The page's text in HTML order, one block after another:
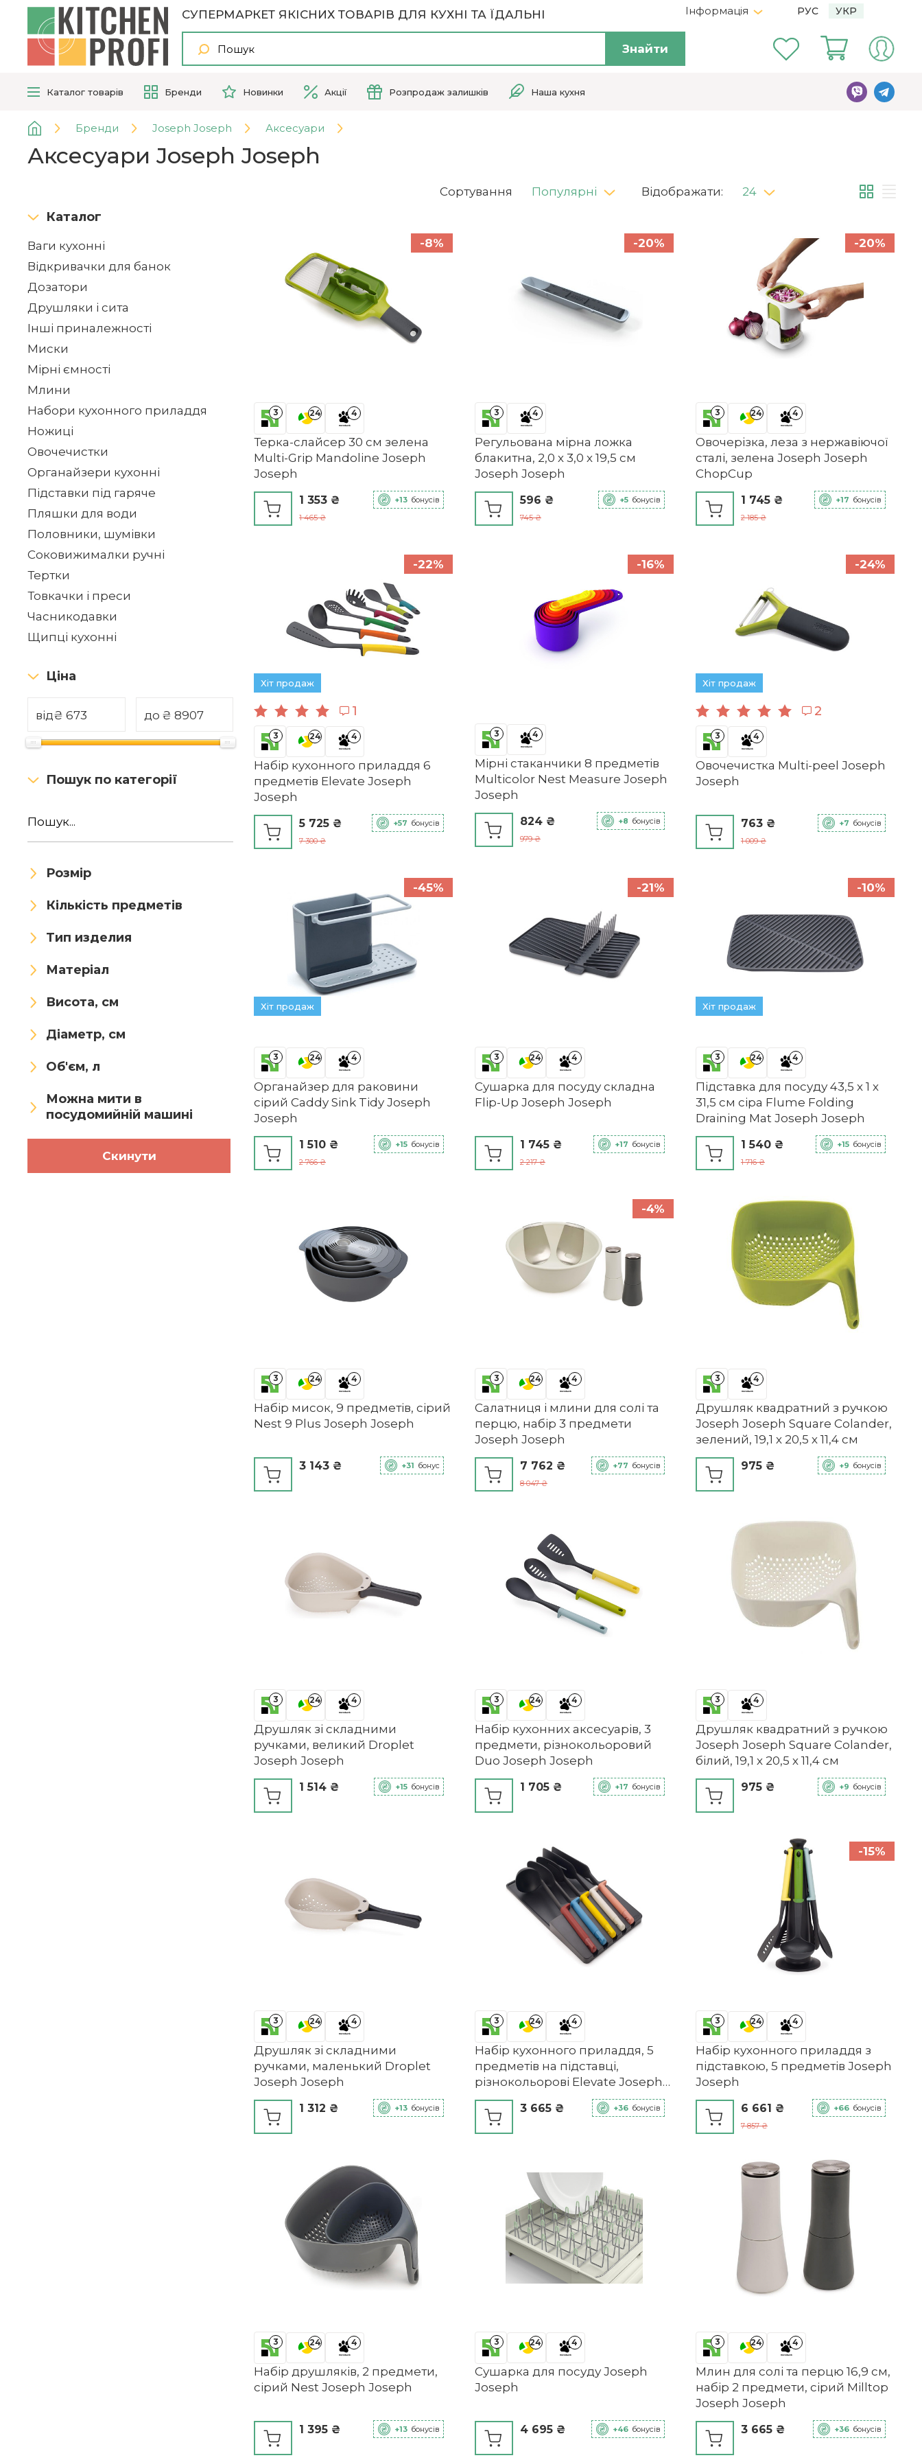
СУПЕРМАРКЕТ ЯКІСНИХ ТОВАРІВ ДЛЯ КУХНІ ТА ЇДАЛЬНІ
Знайти
Інформація РУС УКР
Каталог товарів Бренди Новинки Акції Розпродаж залишків Наша кухня
Бренди Joseph Joseph Аксесуари
Аксесуари Joseph Joseph
Каталог
Ваги кухонні
Відкривачки для банок
Дозатори
Друшляки і сита
Інші приналежності
Миски
Мірні ємності
Млини
Набори кухонного приладдя
Ножиці
Овочечистки
Органайзери кухонні
Підставки під гаряче
Пляшки для води
Половники, шумівки
Соковижималки ручні
Тертки
Товкачки і преси
Часникодавки
Щипці кухонні
Ціна
від₴ до ₴
Пошук по категорії
Розмір
Кількість предметів
Тип изделия
Матеріал
Висота, см
Діаметр, см
Об'єм, л
Можна мити в
посудомийній машині
Скинути
Сортування Популярні Відображати: 24
3 24 4
Терка-слайсер 30 см зелена
Multi-Grip Mandoline Joseph
Joseph
-8%
1 353 ₴
1 465 ₴
+13 бонусів
3 4
Регульована мірна ложка
блакитна, 2,0 х 3,0 х 19,5 см
Joseph Joseph
-20%
596 ₴
745 ₴
+5 бонусів
3 24 4
Овочерізка, леза з нержавіючої
сталі, зелена Joseph Joseph
ChopCup
-20%
1 745 ₴
2 185 ₴
+17 бонусів
Хіт продаж
1
3 24 4
Набір кухонного приладдя 6
предметів Elevate Joseph
Joseph
-22%
5 725 ₴
7 300 ₴
+57 бонусів
3 4
Мірні стаканчики 8 предметів
Multicolor Nest Measure Joseph
Joseph
-16%
824 ₴
979 ₴
+8 бонусів
Хіт продаж
2
3 4
Овочечистка Multi-peel Joseph
Joseph
-24%
763 ₴
1 009 ₴
+7 бонусів
Хіт продаж
3 24 4
Органайзер для раковини
сірий Caddy Sink Tidy Joseph
Joseph
-45%
1 510 ₴
2 766 ₴
+15 бонусів
3 24 4
Сушарка для посуду складна
Flip-Up Joseph Joseph
-21%
1 745 ₴
2 217 ₴
+17 бонусів
Хіт продаж
3 24 4
Підставка для посуду 43,5 х 1 х
31,5 см сіра Flume Folding
Draining Mat Joseph Joseph
-10%
1 540 ₴
1 716 ₴
+15 бонусів
3 24 4
Набір мисок, 9 предметів, сірий
Nest 9 Plus Joseph Joseph
3 143 ₴ +31 бонус
3 24 4
Салатниця і млини для солі та
перцю, набір 3 предмети
Joseph Joseph
-4%
7 762 ₴
8 047 ₴
+77 бонусів
3 4
Друшляк квадратний з ручкою
Joseph Joseph Square Colander,
зелений, 19,1 х 20,5 х 11,4 см
975 ₴ +9 бонусів
3 24 4
Друшляк зі складними
ручками, великий Droplet
Joseph Joseph
1 514 ₴ +15 бонусів
3 24 4
Набір кухонних аксесуарів, 3
предмети, різнокольоровий
Duo Joseph Joseph
1 705 ₴ +17 бонусів
3 4
Друшляк квадратний з ручкою
Joseph Joseph Square Colander,
білий, 19,1 х 20,5 х 11,4 см
975 ₴ +9 бонусів
3 24 4
Друшляк зі складними
ручками, маленький Droplet
Joseph Joseph
1 312 ₴ +13 бонусів
3 24 4
Набір кухонного приладдя, 5
предметів на підставці,
різнокольорові Elevate Joseph
Joseph
3 665 ₴ +36 бонусів
3 24 4
Набір кухонного приладдя з
підставкою, 5 предметів Joseph
Joseph
-15%
6 661 ₴
7 857 ₴
+66 бонусів
3 24 4
Набір друшляків, 2 предмети,
сірий Nest Joseph Joseph
1 395 ₴ +13 бонусів
3 24 4
Сушарка для посуду Joseph
Joseph
4 695 ₴ +46 бонусів
3 24 4
Млин для солі та перцю 16,9 см,
набір 2 предмети, сірий Milltop
Joseph Joseph
3 665 ₴ +36 бонусів